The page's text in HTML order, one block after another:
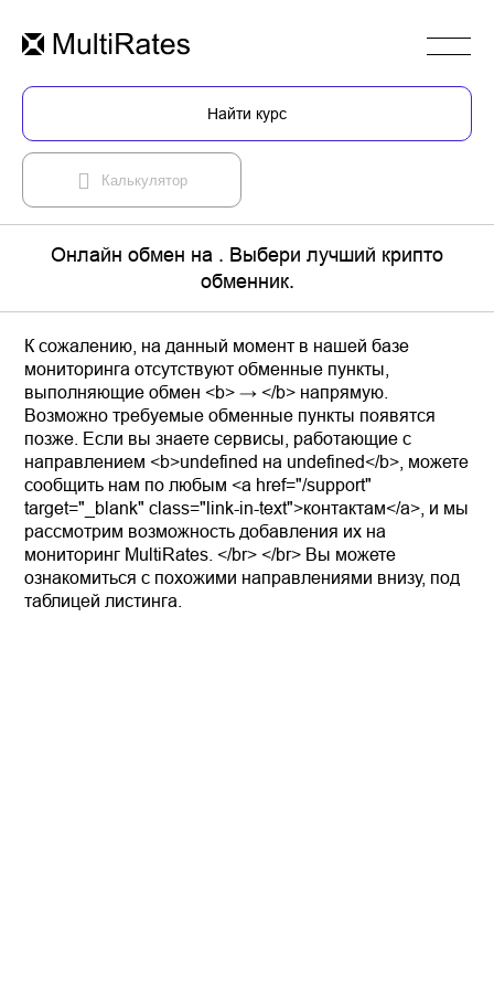
Найти курс
Калькулятор
Онлайн обмен на . Выбери лучший крипто
обменник.
К сожалению, на данный момент в нашей базе
мониторинга отсутствуют обменные пункты,
выполняющие обмен <b> → </b> напрямую.
Возможно требуемые обменные пункты появятся
позже. Если вы знаете сервисы, работающие с
направлением <b>undefined на undefined</b>, можете
сообщить нам по любым <a href="/support"
target="_blank" class="link-in-text">контактам</a>, и мы
рассмотрим возможность добавления их на
мониторинг MultiRates. </br> </br> Вы можете
ознакомиться с похожими направлениями внизу, под
таблицей листинга.